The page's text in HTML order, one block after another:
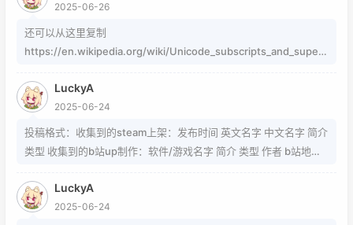
2025-06-26
还可以从这里复制
https://en.wikipedia.org/wiki/Unicode_subscripts_and_supers
https://www.jiuwa.net/xzm/ 相关问题可以在这里找到
https://www.zhihu.com/question/54913586/answer/8092801
89 https://www.zhihu.com/question/339693605 事实上用的是
word中的Cambria Math和Helvetica字体弄出来的 但经过试验发
的就不需要我教了 上标:sup 下标:sub 上标:上标文字 下标:下标文字
当然网页中就需要代码了
LuckyA
2025-06-24
投稿格式：收集到的steam上架：发布时间 英文名字 中文名字 简介
类型 收集到的b站up制作：软件/游戏名字 简介 类型 作者 b站地址
LuckyA
2025-06-24